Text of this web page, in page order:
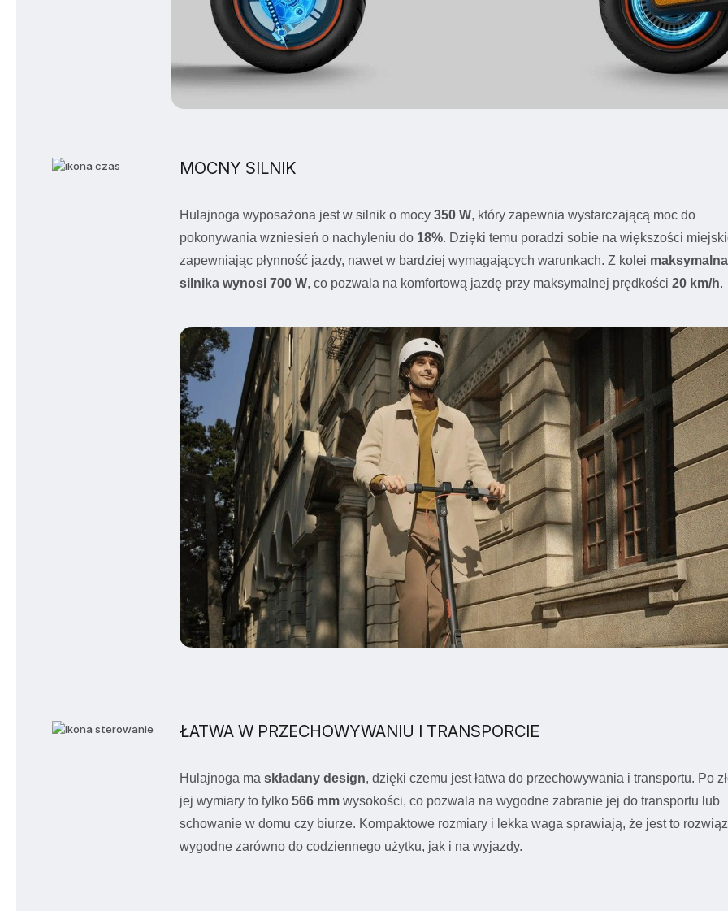
MOCNY SILNIK
Hulajnoga wyposażona jest w silnik o mocy 350 W, który zapewnia wystarczającą moc do
pokonywania wzniesień o nachyleniu do 18%. Dzięki temu poradzi sobie na większości
zapewniając płynność jazdy, nawet w bardziej wymagających warunkach. Z kolei
silnika wynosi 700 W, co pozwala na komfortową jazdę przy maksymalnej prędkości 20 km/h.
ŁATWA W PRZECHOWYWANIU I TRANSPORCIE
Hulajnoga ma składany design, dzięki czemu jest łatwa do przechowywania i transportu. Po
jej wymiary to tylko 566 mmwysokości, co pozwala na wygodne zabranie jej do transportu lub
schowanie w domu czy biurze. Kompaktowe rozmiary i lekka waga sprawiają, że jest to
wygodne zarówno do codziennego użytku, jak i na wyjazdy.